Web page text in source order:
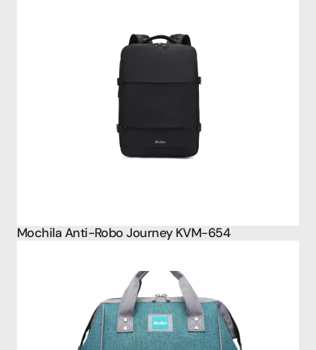
Mochila Anti-Robo Journey KVM-654